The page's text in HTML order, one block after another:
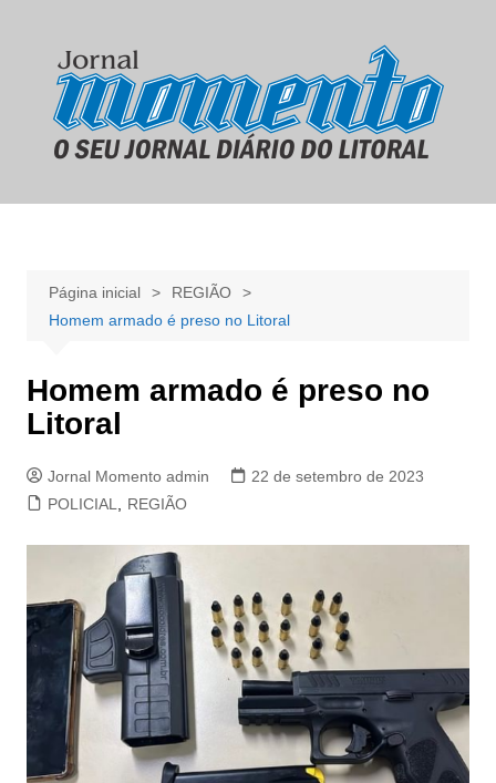
conteúdo
Página inicial
REGIÃO
Homem armado é preso no Litoral
Homem armado é preso no
Litoral
Jornal Momento admin
22 de setembro de 2023
POLICIAL
REGIÃO